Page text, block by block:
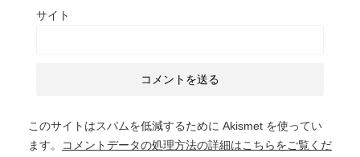
サイト
このサイトはスパムを低減するために Akismet を使ってい
ます。
コメントデータの処理方法の詳細はこちらをご覧くだ